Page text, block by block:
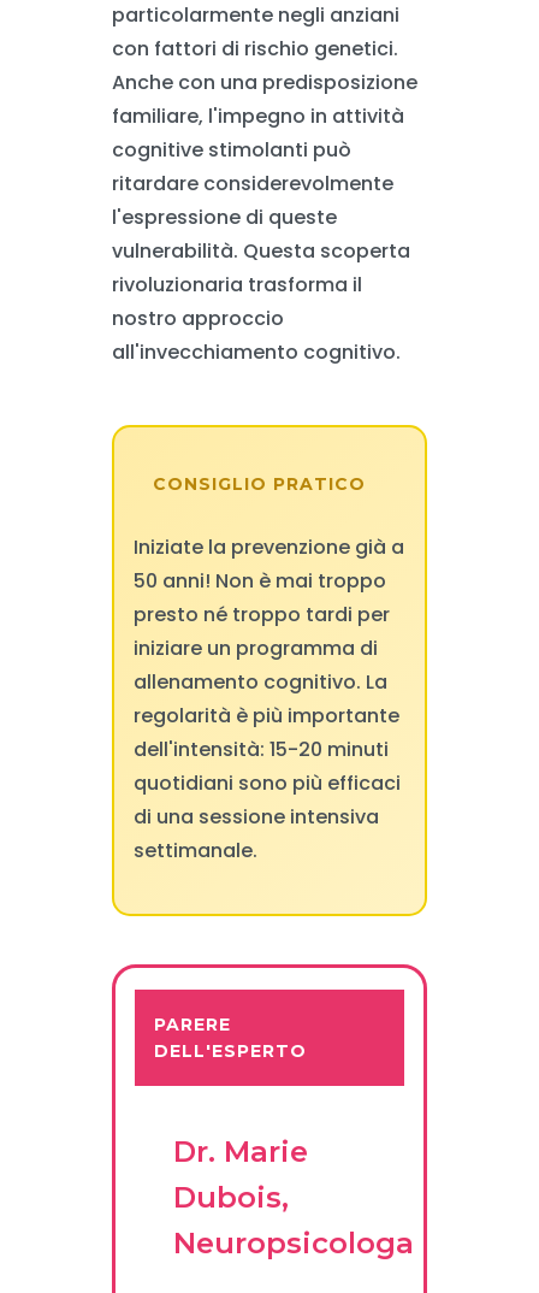
particolarmente negli anziani
con fattori di rischio genetici.
Anche con una predisposizione
familiare, l'impegno in attività
cognitive stimolanti può
ritardare considerevolmente
l'espressione di queste
vulnerabilità. Questa scoperta
rivoluzionaria trasforma il
nostro approccio
all'invecchiamento cognitivo.
CONSIGLIO PRATICO
Iniziate la prevenzione già a
50 anni! Non è mai troppo
presto né troppo tardi per
iniziare un programma di
allenamento cognitivo. La
regolarità è più importante
dell'intensità: 15-20 minuti
quotidiani sono più efficaci
di una sessione intensiva
settimanale.
PARERE
DELL'ESPERTO
Dr. Marie
Dubois,
Neuropsicologa